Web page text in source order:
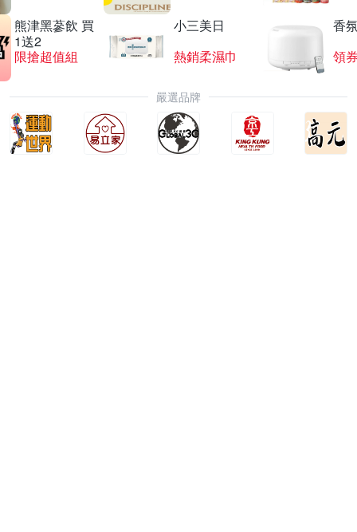
熊津黑蔘飲 買
1送2
限搶超值組
小三美日
熱銷柔濕巾
香
領
嚴選品牌